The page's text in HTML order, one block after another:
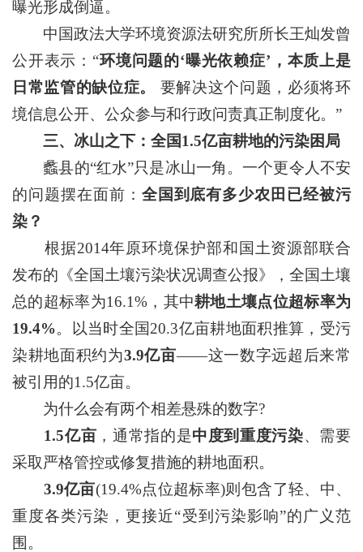
曝光形成倒逼。
中国政法大学环境资源法研究所所长王灿发曾
公开表示：“环境问题的‘曝光依赖症’，本质上是
日常监管的缺位症。
要解决这个问题，必须将环
境信息公开、公众参与和行政问责真正制度化。”
三、冰山之下：全国1.5亿亩耕地的污染困局
蠡县的“红水”只是冰山一角。一个更令人不安
的问题摆在面前： 全国到底有多少农田已经被污
染？
根据2014年原环境保护部和国土资源部联合
发布的《全国土壤污染状况调查公报》，全国土壤
总的超标率为16.1%，其中耕地土壤点位超标率为
19.4%。以当时全国20.3亿亩耕地面积推算，受污
染耕地面积约为3.9亿亩——这一数字远超后来常
被引用的1.5亿亩。
为什么会有两个相差悬殊的数字?
1.5亿亩 ，通常指的是中度到重度污染、需要
采取严格管控或修复措施的耕地面积。
3.9亿亩(19.4%点位超标率)则包含了轻、中、
重度各类污染，更接近“受到污染影响”的广义范
围。